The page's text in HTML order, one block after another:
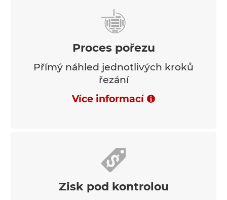
Proces pořezu
Přímý náhled jednotlivých kroků
řezání
Více informací
Zisk pod kontrolou